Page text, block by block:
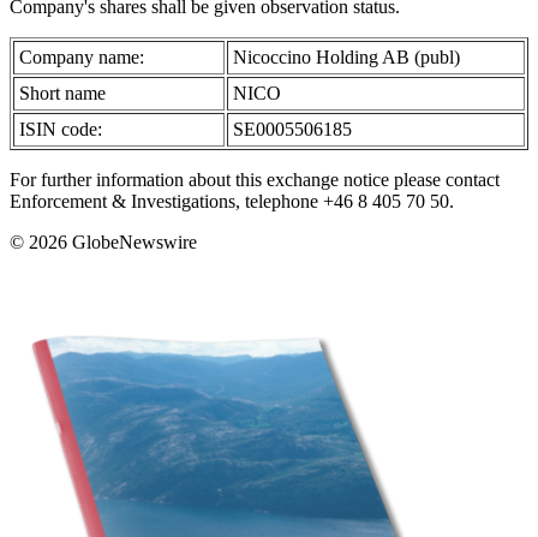
Company's shares shall be given observation status.
Company name:
Nicoccino Holding AB (publ)
Short name
NICO
ISIN code:
SE0005506185
For further information about this exchange notice please contact
Enforcement & Investigations, telephone +46 8 405 70 50.
© 2026 GlobeNewswire